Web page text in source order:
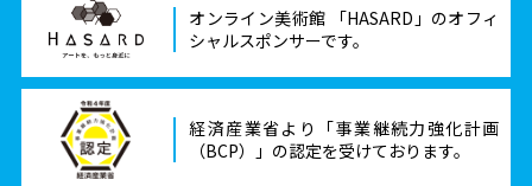
オンライン美術館 「HASARD」のオフィ
シャルスポンサーです。
経済産業省より「事業継続力強化計画
（BCP）」の認定を受けております。